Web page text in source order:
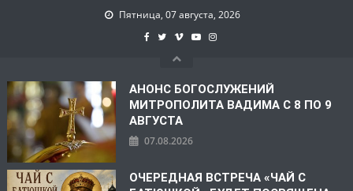
Пятница, 07 августа, 2026
АНОНС БОГОСЛУЖЕНИЙ
МИТРОПОЛИТА ВАДИМА С 8 ПО 9
АВГУСТА
07.08.2026
ОЧЕРЕДНАЯ ВСТРЕЧА «ЧАЙ С